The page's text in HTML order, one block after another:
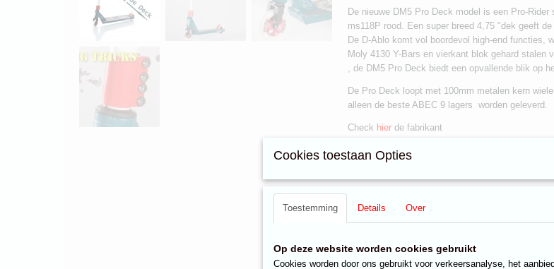
Productcode leverancier
Afmetingen (l,b,h)
50
De nieuwe DM5 Pro Deck model is een Pro-
ms118P rood. Een super breed 4,75 "dek geeft
De D-Ablo komt vol boordevol high-end functies,
Moly 4130 Y-Bars en vierkant blok gehard stalen
, de DM5 Pro Deck biedt een opvallende blik op
De Pro Deck loopt met 100mm metalen kern
alleen de beste ABEC 9 lagers worden geleverd.
Check hier de fabrikant
Kleur: Petrol wit rood
Cro-Moly 4130 Y-Bars - Breedte 480mm
Cookies toestaan Opties
Toestemming Details Over
Op deze website worden cookies gebruikt
Cookies worden door ons gebruikt voor verkeersanalyse, het